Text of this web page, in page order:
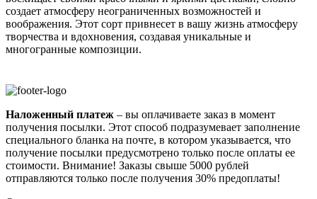
создает атмосферу неограниченных возможностей и
воображения. Этот сорт привнесет в вашу жизнь атмосферу
творчества и вдохновения, создавая уникальные и
многогранные композиции.
Наложенный платеж – вы оплачиваете заказ в момент
получения посылки. Этот способ подразумевает заполнение
специального бланка на почте, в котором указывается, что
получение посылки предусмотрено только после оплаты ее
стоимости. Внимание! Заказы свыше 5000 рублей
отправляются только после получения 30% предоплаты!